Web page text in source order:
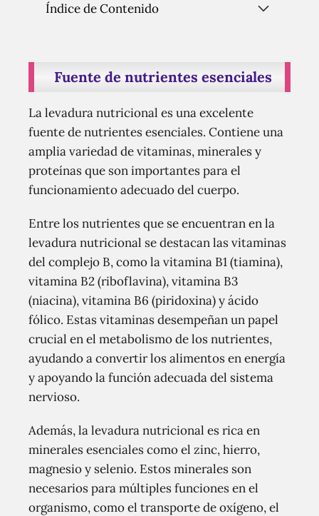
Índice de Contenido
Fuente de nutrientes esenciales
La levadura nutricional es una excelente
fuente de nutrientes esenciales. Contiene una
amplia variedad de vitaminas, minerales y
proteínas que son importantes para el
funcionamiento adecuado del cuerpo.
Entre los nutrientes que se encuentran en la
levadura nutricional se destacan las vitaminas
del complejo B, como la vitamina B1 (tiamina),
vitamina B2 (riboflavina), vitamina B3
(niacina), vitamina B6 (piridoxina) y ácido
fólico. Estas vitaminas desempeñan un papel
crucial en el metabolismo de los nutrientes,
ayudando a convertir los alimentos en energía
y apoyando la función adecuada del sistema
nervioso.
Además, la levadura nutricional es rica en
minerales esenciales como el zinc, hierro,
magnesio y selenio. Estos minerales son
necesarios para múltiples funciones en el
organismo, como el transporte de oxígeno, el